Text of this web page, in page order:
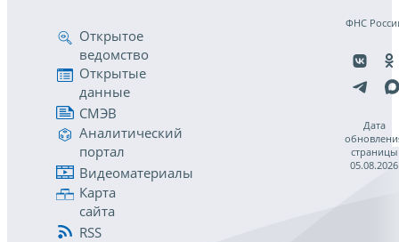
Открытое
ведомство
Открытые
данные
СМЭВ
Аналитический
портал
Видеоматериалы
Карта
сайта
RSS
ФНС
Дата
страницы
05.08.2026